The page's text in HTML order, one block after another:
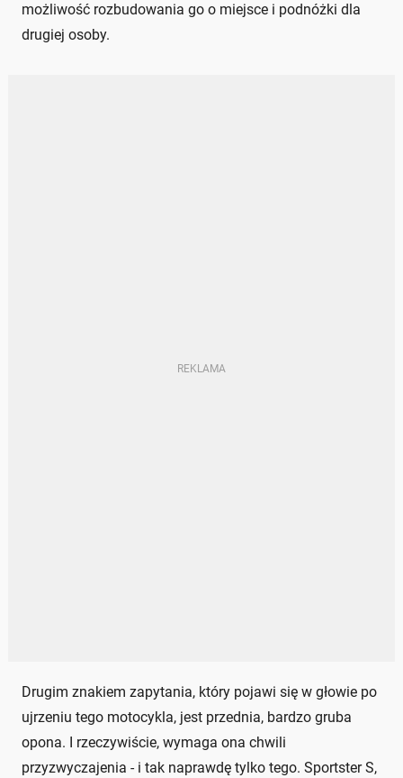
możliwość rozbudowania go o miejsce i podnóżki dla
drugiej osoby.
Drugim znakiem zapytania, który pojawi się w głowie po
ujrzeniu tego motocykla, jest przednia, bardzo gruba
opona. I rzeczywiście, wymaga ona chwili
przyzwyczajenia - i tak naprawdę tylko tego. Sportster S,